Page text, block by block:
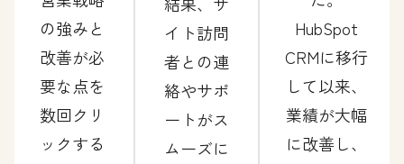
の強みと
改善が必
要な点を
数回クリ
ックする
イト訪問
者との連
絡やサポ
ートがス
ムーズに
HubSpot
CRMに移行
して以来、
業績が大幅
に改善し、